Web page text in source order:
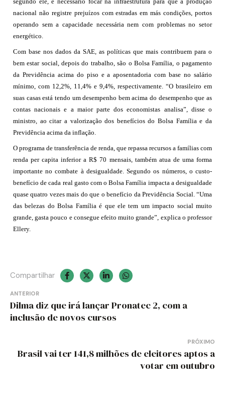
nacional não registre prejuízos com estradas em más condições, portos
operando sem a capacidade necessária nem com problemas no setor
energético.
Com base nos dados da SAE, as políticas que mais contribuem para o
bem estar social, depois do trabalho, são o Bolsa Família, o pagamento
da Previdência acima do piso e a aposentadoria com base no salário
mínimo, com 12,2%, 11,4% e 9,4%, respectivamente. “O brasileiro em
suas casas está tendo um desempenho bem acima do desempenho que as
contas nacionais e a maior parte dos economistas analisa”, disse o
ministro, ao citar a valorização dos benefícios do Bolsa Família e da
Previdência acima da inflação.
O programa de transferência de renda, que repassa recursos a famílias com
renda per capita inferior a R$ 70 mensais, também atua de uma forma
importante no combate à desigualdade. Segundo os números, o custo-
benefício de cada real gasto com o Bolsa Família impacta a desigualdade
quase quatro vezes mais do que o benefício da Previdência Social. “Uma
das belezas do Bolsa Família é que ele tem um impacto social muito
grande, gasta pouco e consegue efeito muito grande”, explica o professor
Ellery.
Compartilhar
Navegação
de
ANTERIOR
Dilma diz que irá lançar Pronatec 2, com a
inclusão de novos cursos
PRÓXIMO
Brasil vai ter 141,8 milhões de eleitores aptos a
votar em outubro